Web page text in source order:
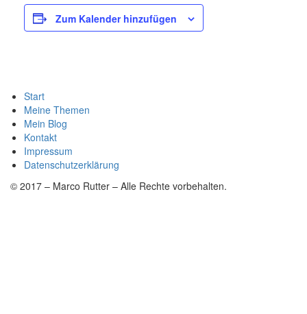
Zum Kalender hinzufügen
Start
Meine Themen
Mein Blog
Kontakt
Impressum
Datenschutzerklärung
© 2017 – Marco Rutter – Alle Rechte vorbehalten.